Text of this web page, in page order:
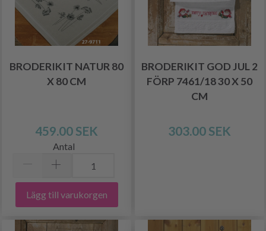
BRODERIKIT NATUR 80
X 80 CM
459.00 SEK
Antal
Lägg till varukorgen
BRODERIKIT GOD JUL 2
FÖRP 7461/18 30 X 50
CM
303.00 SEK